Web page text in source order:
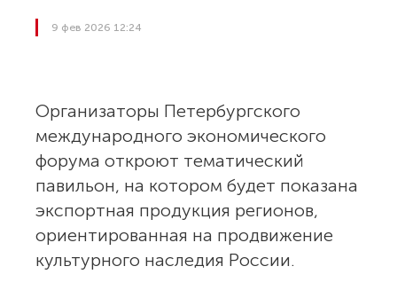
9 фев 2026 12:24
Организаторы Петербургского
международного экономического
форума откроют тематический
павильон, на котором будет показана
экспортная продукция регионов,
ориентированная на продвижение
культурного наследия России.